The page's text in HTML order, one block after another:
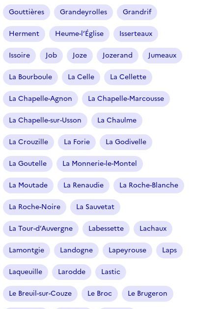
Gouttières Grandeyrolles Grandrif
Herment Heume-l’Église Isserteaux
Issoire Job Joze Jozerand Jumeaux
La Bourboule La Celle La Cellette
La Chapelle-Agnon La Chapelle-Marcousse
La Chapelle-sur-Usson La Chaulme
La Crouzille La Forie La Godivelle
La Goutelle La Monnerie-le-Montel
La Moutade La Renaudie La Roche-Blanche
La Roche-Noire La Sauvetat
La Tour-d’Auvergne Labessette Lachaux
Lamontgie Landogne Lapeyrouse Laps
Laqueuille Larodde Lastic
Le Breuil-sur-Couze Le Broc Le Brugeron